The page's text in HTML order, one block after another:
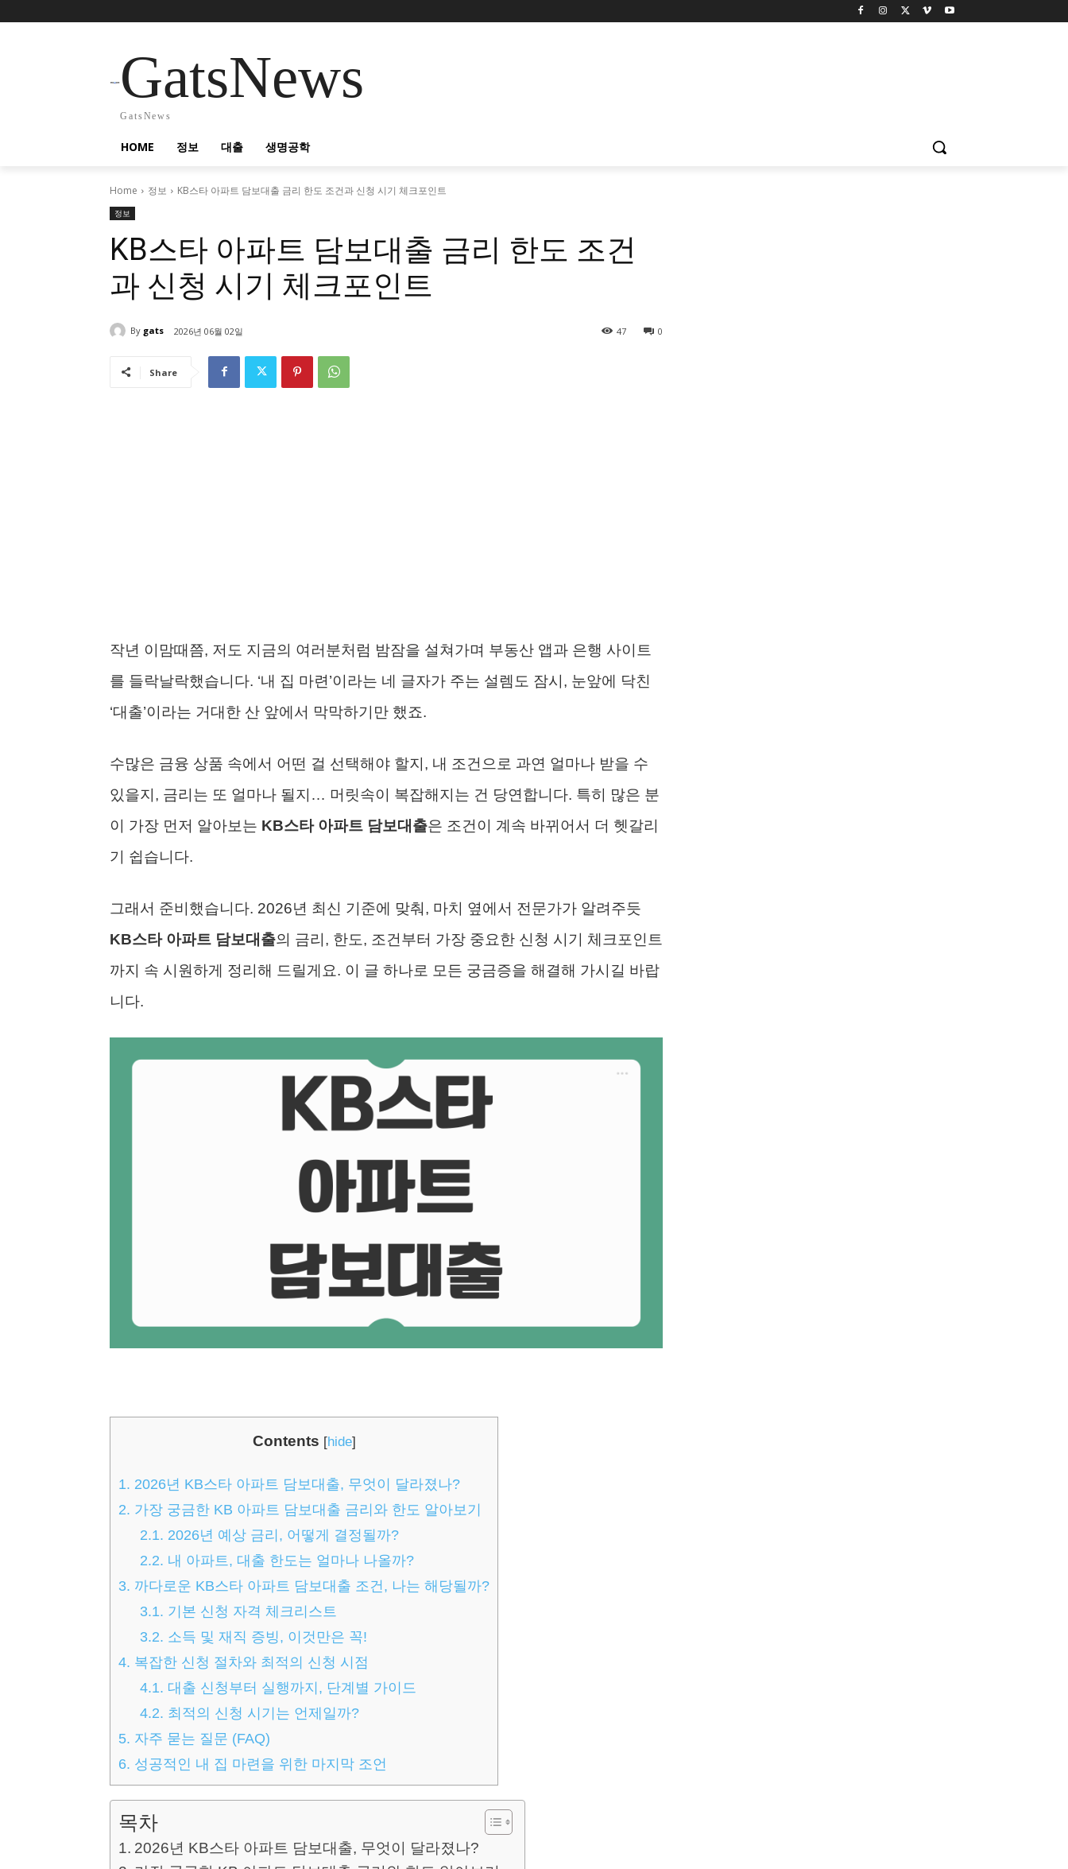
GatsNews
GatsNews
HOME 정보 대출 생명공학
Home 정보 KB스타 아파트 담보대출 금리 한도 조건과 신청 시기 체크포인트
정보
KB스타 아파트 담보대출 금리 한도 조건
과 신청 시기 체크포인트
By gats 2026년 06월 02일 0
47
Share
작년 이맘때쯤, 저도 지금의 여러분처럼 밤잠을 설쳐가며 부동산 앱과 은행 사이트
를 들락날락했습니다. ‘내 집 마련’이라는 네 글자가 주는 설렘도 잠시, 눈앞에 닥친
‘대출’이라는 거대한 산 앞에서 막막하기만 했죠.
수많은 금융 상품 속에서 어떤 걸 선택해야 할지, 내 조건으로 과연 얼마나 받을 수
있을지, 금리는 또 얼마나 될지… 머릿속이 복잡해지는 건 당연합니다. 특히 많은 분
이 가장 먼저 알아보는 KB스타 아파트 담보대출은 조건이 계속 바뀌어서 더 헷갈리
기 쉽습니다.
그래서 준비했습니다. 2026년 최신 기준에 맞춰, 마치 옆에서 전문가가 알려주듯
KB스타 아파트 담보대출의 금리, 한도, 조건부터 가장 중요한 신청 시기 체크포인트
까지 속 시원하게 정리해 드릴게요. 이 글 하나로 모든 궁금증을 해결해 가시길 바랍
니다.
Contents [hide]
1. 2026년 KB스타 아파트 담보대출, 무엇이 달라졌나?
2. 가장 궁금한 KB 아파트 담보대출 금리와 한도 알아보기
2.1. 2026년 예상 금리, 어떻게 결정될까?
2.2. 내 아파트, 대출 한도는 얼마나 나올까?
3. 까다로운 KB스타 아파트 담보대출 조건, 나는 해당될까?
3.1. 기본 신청 자격 체크리스트
3.2. 소득 및 재직 증빙, 이것만은 꼭!
4. 복잡한 신청 절차와 최적의 신청 시점
4.1. 대출 신청부터 실행까지, 단계별 가이드
4.2. 최적의 신청 시기는 언제일까?
5. 자주 묻는 질문 (FAQ)
6. 성공적인 내 집 마련을 위한 마지막 조언
목차
2026년 KB스타 아파트 담보대출, 무엇이 달라졌나?